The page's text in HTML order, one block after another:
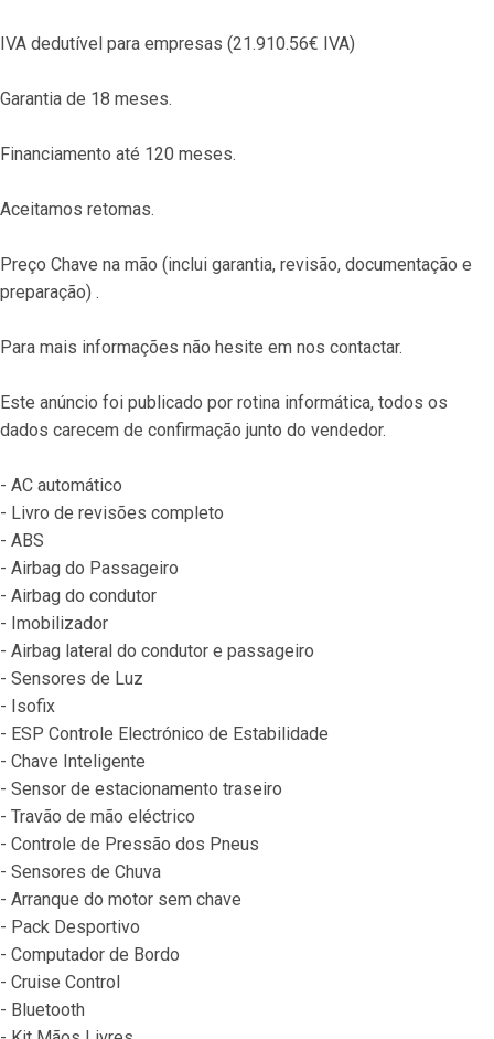
IVA dedutível para empresas (21.910.56€ IVA)
Garantia de 18 meses.
Financiamento até 120 meses.
Aceitamos retomas.
Preço Chave na mão (inclui garantia, revisão, documentação e
preparação) .
Para mais informações não hesite em nos contactar.
Este anúncio foi publicado por rotina informática, todos os
dados carecem de confirmação junto do vendedor.
- AC automático
- Livro de revisões completo
- ABS
- Airbag do Passageiro
- Airbag do condutor
- Imobilizador
- Airbag lateral do condutor e passageiro
- Sensores de Luz
- Isofix
- ESP Controle Electrónico de Estabilidade
- Chave Inteligente
- Sensor de estacionamento traseiro
- Travão de mão eléctrico
- Controle de Pressão dos Pneus
- Sensores de Chuva
- Arranque do motor sem chave
- Pack Desportivo
- Computador de Bordo
- Cruise Control
- Bluetooth